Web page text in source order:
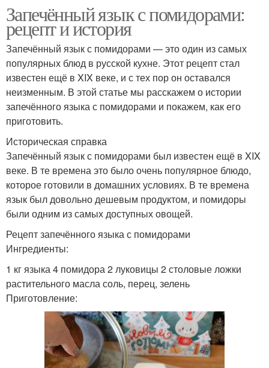
Запечённый язык с помидорами:
рецепт и история
Запечённый язык с помидорами — это один из самых
популярных блюд в русской кухне. Этот рецепт стал
известен ещё в XIX веке, и с тех пор он оставался
неизменным. В этой статье мы расскажем о истории
запечённого языка с помидорами и покажем, как его
приготовить.
Историческая справка
Запечённый язык с помидорами был известен ещё в XIX
веке. В те времена это было очень популярное блюдо,
которое готовили в домашних условиях. В те времена
язык был довольно дешевым продуктом, и помидоры
были одним из самых доступных овощей.
Рецепт запечённого языка с помидорами
Ингредиенты:
1 кг языка 4 помидора 2 луковицы 2 столовые ложки
растительного масла соль, перец, зелень
Приготовление: